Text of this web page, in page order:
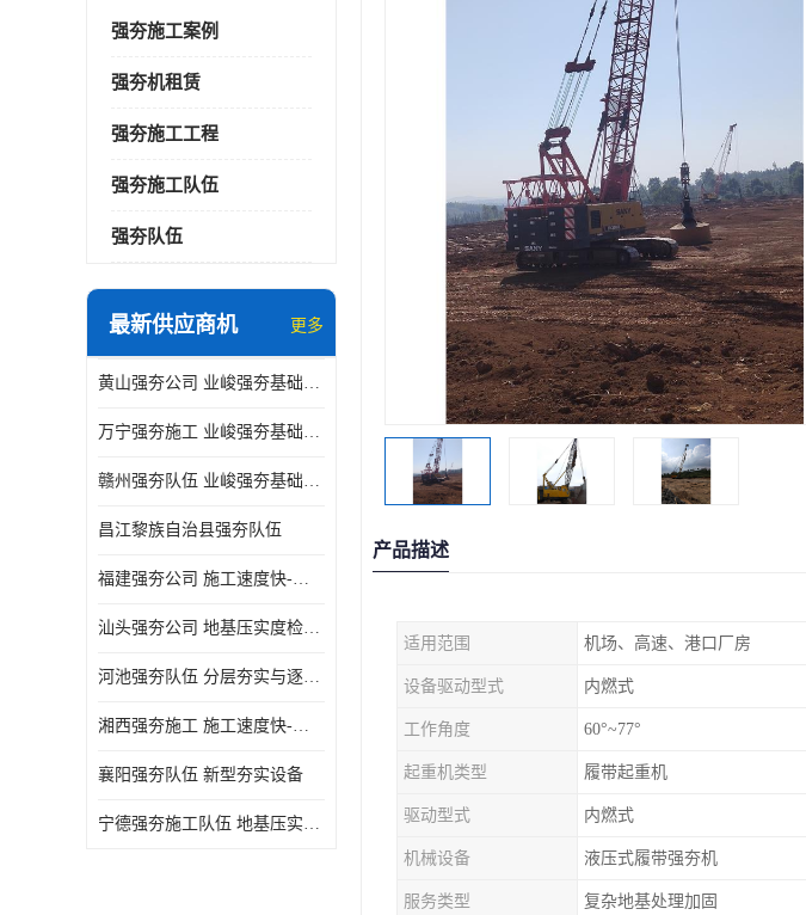
强夯施工案例
强夯机租赁
强夯施工工程
强夯施工队伍
强夯队伍
最新供应商机 更多
黄山强夯公司 业峻强夯基础工程
万宁强夯施工 业峻强夯基础工程
赣州强夯队伍 业峻强夯基础工程
昌江黎族自治县强夯队伍
福建强夯公司 施工速度快-施耐用性强
汕头强夯公司 地基压实度检测方法与标准
河池强夯队伍 分层夯实与逐层检测技术
湘西强夯施工 施工速度快-施耐用性强
襄阳强夯队伍 新型夯实设备
宁德强夯施工队伍 地基压实度检测方法与标准
产品描述
适用范围 机场、高速、港口厂房
设备驱动型式 内燃式
工作角度 60°~77°
起重机类型 履带起重机
驱动型式 内燃式
机械设备 液压式履带强夯机
服务类型 复杂地基处理加固